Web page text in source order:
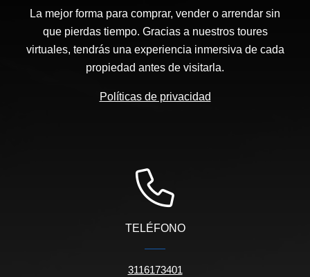
La mejor forma para comprar, vender o arrendar sin
que pierdas tiempo. Gracias a nuestros toures
virtuales, tendrás una experiencia inmersiva de cada
propiedad antes de visitarla.
Políticas de privacidad
TELÉFONO
3116173401